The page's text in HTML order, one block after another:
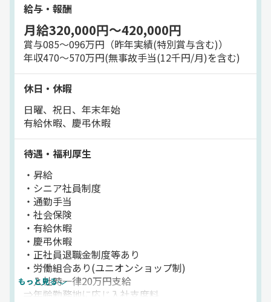
給与・報酬
月給320,000円～420,000円
賞与085～096万円（昨年実績(特別賞与含む)）
年収470～570万円(無事故手当(12千円/月)を含む)
休日・休暇
日曜、祝日、年末年始
有給休暇、慶弔休暇
待遇・福利厚生
・昇給
・シニア社員制度
・通勤手当
・社会保険
・有給休暇
・慶弔休暇
・正社員退職金制度等あり
・労働組合あり(ユニオンショップ制)
・入社時一律20万円支給
⇒年齢勤務地に応じ入社支度料
もっと見る